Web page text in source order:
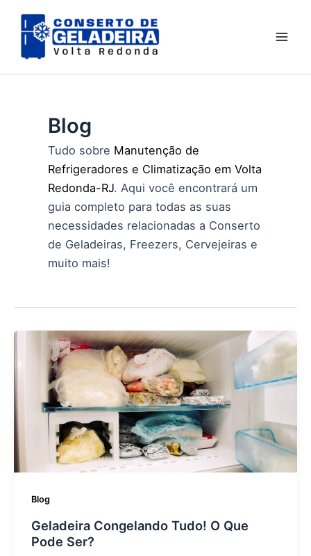
para
Blog
Tudo sobre Manutenção de
Refrigeradores e Climatização em Volta
Redonda-RJ. Aqui você encontrará um
guia completo para todas as suas
necessidades relacionadas a Conserto
de Geladeiras, Freezers, Cervejeiras e
muito mais!
Blog
Geladeira Congelando Tudo! O Que
Pode Ser?